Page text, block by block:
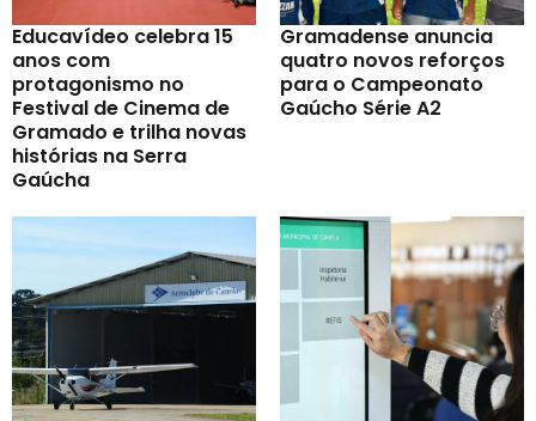
Educavídeo celebra 15
anos com
protagonismo no
Festival de Cinema de
Gramado e trilha novas
histórias na Serra
Gaúcha
Gramadense anuncia
quatro novos reforços
para o Campeonato
Gaúcho Série A2